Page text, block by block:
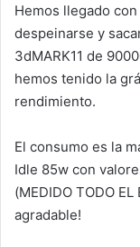
Hemos llegado con
despeinarse y
3dMARK11 de
hemos tenido la
rendimiento.
El consumo es la
Idle 85w con
(MEDIDO TODO EL
agradable!